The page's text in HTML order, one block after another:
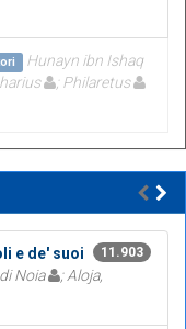
Hunayn ibn Ishaq
; Philaretus
11.903
e de' suoi
Noia
; Aloja,